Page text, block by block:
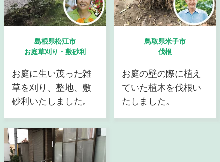
島根県松江市
お庭草刈り・敷砂利
お庭に生い茂った雑
草を刈り、整地、敷
砂利いたしました。
鳥取県米子市
伐根
お庭の壁の際に植え
ていた植木を伐根い
たしました。